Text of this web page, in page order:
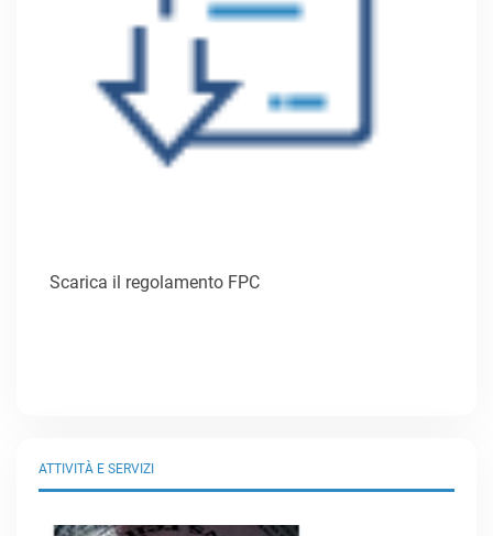
Scarica il regolamento FPC
ATTIVITÀ E SERVIZI